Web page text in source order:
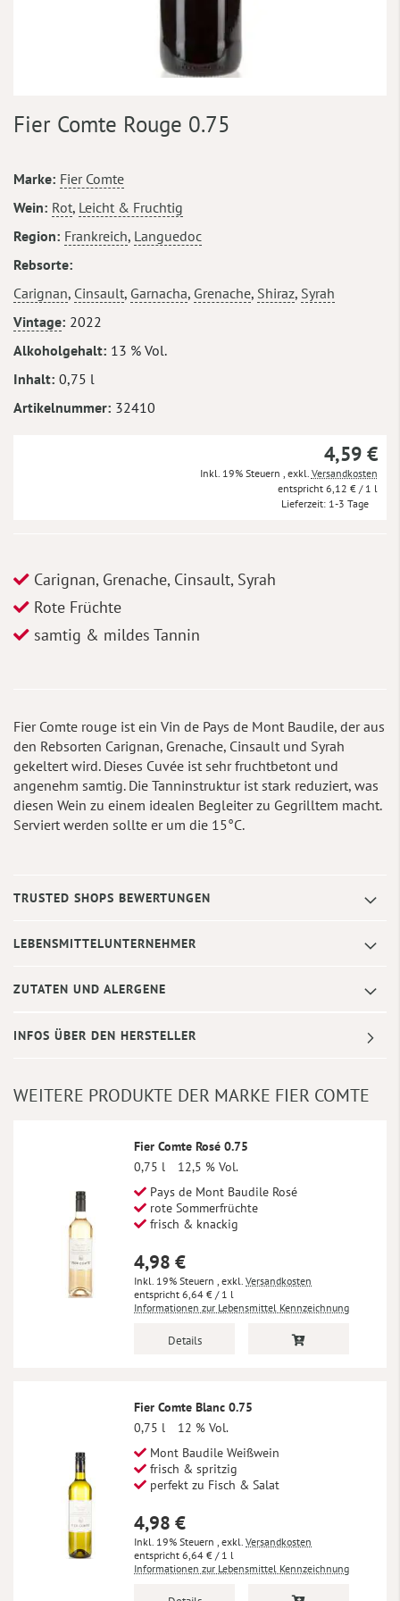
Anfang
springen
Fier Comte Rouge 0.75
Mehr
Informationen
Marke Fier Comte
Wein Rot, Leicht & Fruchtig
Region Frankreich, Languedoc
Rebsorte
Carignan, Cinsault, Garnacha, Grenache, Shiraz, Syrah
Vintage 2022
Alkoholgehalt 13 % Vol.
Inhalt 0,75 l
Artikelnummer 32410
4,59 €
Inkl. 19% Steuern exkl. Versandkosten
6,12 € / 1 l
Lieferzeit 1-3 Tage
Carignan, Grenache, Cinsault, Syrah
Rote Früchte
samtig & mildes Tannin
Fier Comte rouge ist ein Vin de Pays de Mont Baudile, der aus
den Rebsorten Carignan, Grenache, Cinsault und Syrah
gekeltert wird. Dieses Cuvée ist sehr fruchtbetont und
angenehm samtig. Die Tanninstruktur ist stark reduziert, was
diesen Wein zu einem idealen Begleiter zu Gegrilltem macht.
Serviert werden sollte er um die 15°C.
TRUSTED SHOPS BEWERTUNGEN
LEBENSMITTELUNTERNEHMER
ZUTATEN UND ALERGENE
INFOS ÜBER DEN HERSTELLER
WEITERE PRODUKTE DER MARKE FIER COMTE
Fier Comte Rosé 0.75
0,75 l
12,5 % Vol.
Pays de Mont Baudile Rosé
rote Sommerfrüchte
frisch & knackig
4,98 €
Inkl. 19% Steuern , exkl. Versandkosten
6,64 € / 1 l
Informationen zur Lebensmittel Kennzeichnung
Details
Fier Comte Blanc 0.75
0,75 l
12 % Vol.
Mont Baudile Weißwein
frisch & spritzig
perfekt zu Fisch & Salat
4,98 €
Inkl. 19% Steuern , exkl. Versandkosten
6,64 € / 1 l
Informationen zur Lebensmittel Kennzeichnung